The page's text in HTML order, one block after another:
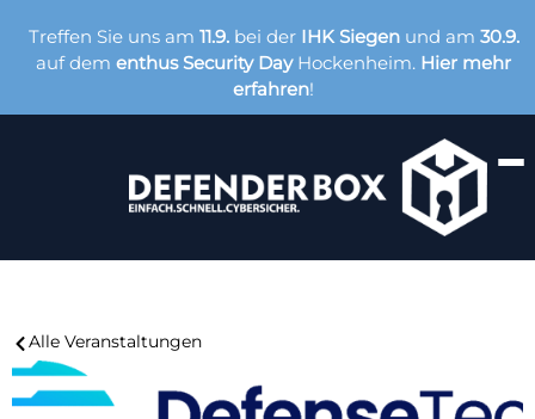
Treffen Sie uns am 11.9.bei der IHK Siegen und am 30.9.
auf dem enthus Security Day Hockenheim. Hier mehr
erfahren!
Alle Veranstaltungen